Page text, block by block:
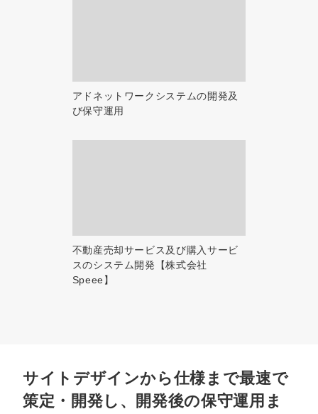
アドネットワークシステムの開発及
び保守運用
不動産売却サービス及び購入サービ
スのシステム開発【株式会社
Speee】
サイトデザインから仕様まで最速で
策定・開発し、開発後の保守運用ま